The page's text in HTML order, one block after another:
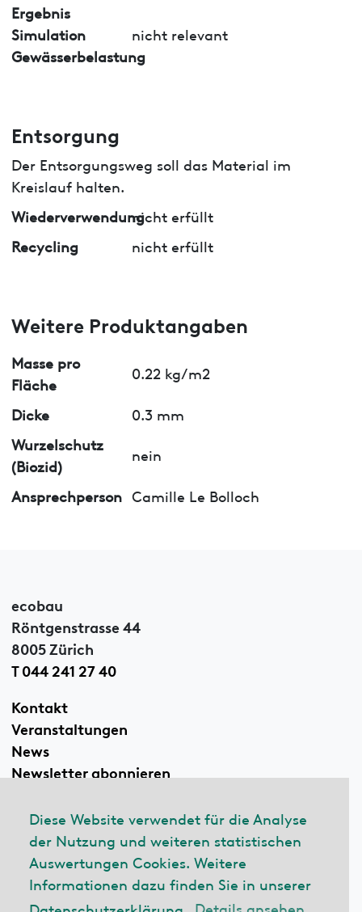
Diese Website verwendet für die Analyse
der Nutzung und weiteren statistischen
Auswertungen Cookies. Weitere
Informationen dazu finden Sie in unserer
Datenschutzerklärung.
Details ansehen
Ergebnis
Simulation
Gewässerbelastung
nicht relevant
Entsorgung
Der Entsorgungsweg soll das Material im
Kreislauf halten.
Wiederverwendungnicht erfüllt
Recycling
nicht erfüllt
Weitere Produktangaben
Masse pro
Fläche
0.22 kg/m2
Dicke
0.3 mm
Wurzelschutz
(Biozid)
nein
Ansprechperson Camille Le Bolloch
ecobau
Röntgenstrasse 44
8005 Zürich
T 044 241 27 40
Kontakt
Veranstaltungen
News
Newsletter abonnieren
Linkedin
© 2026 ecobau